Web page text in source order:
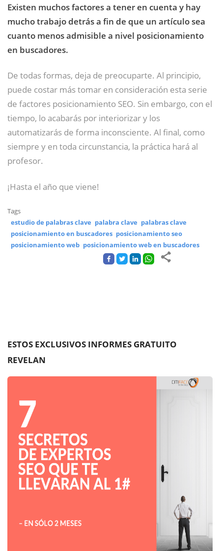
Existen muchos factores a tener en cuenta y hay
mucho trabajo detrás a fin de que un artículo sea
cuanto menos admisible a nivel posicionamiento
en buscadores.
De todas formas, deja de preocuparte. Al principio,
puede costar más tomar en consideración esta serie
de factores posicionamiento SEO. Sin embargo, con el
tiempo, lo acabarás por interiorizar y los
automatizarás de forma inconsciente. Al final, como
siempre y en toda circunstancia, la práctica hará al
profesor.
¡Hasta el año que viene!
Tags
estudio de palabras clave palabra clave palabras clave
posicionamiento en buscadores posicionamiento seo
posicionamiento web posicionamiento web en buscadores
ESTOS EXCLUSIVOS INFORMES GRATUITO
REVELAN